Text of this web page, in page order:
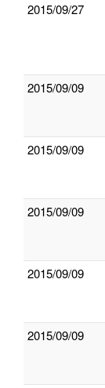
2015/09/27
2015/09/09
2015/09/09
2015/09/09
2015/09/09
2015/09/09